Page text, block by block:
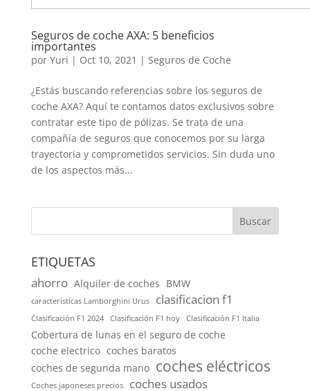
Seguros de coche AXA: 5 beneficios
importantes
por Yuri | Oct 10, 2021 | Seguros de Coche
¿Estás buscando referencias sobre los seguros de
coche AXA? Aquí te contamos datos exclusivos sobre
contratar este tipo de pólizas. Se trata de una
compañía de seguros que conocemos por su larga
trayectoria y comprometidos servicios. Sin duda uno
de los aspectos más...
Buscar
ETIQUETAS
ahorro Alquiler de coches BMW
características Lamborghini Urus clasificacion f1
Clasificación F1 2024 Clasificación F1 hoy Clasificación F1 Italia
Cobertura de lunas en el seguro de coche
coche electrico coches baratos
coches de segunda mano coches eléctricos
Coches japoneses precios coches usados